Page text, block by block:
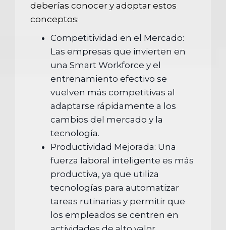
deberías conocer y adoptar estos
conceptos:
Competitividad en el Mercado:
Las empresas que invierten en
una Smart Workforce y el
entrenamiento efectivo se
vuelven más competitivas al
adaptarse rápidamente a los
cambios del mercado y la
tecnología.
Productividad Mejorada: Una
fuerza laboral inteligente es más
productiva, ya que utiliza
tecnologías para automatizar
tareas rutinarias y permitir que
los empleados se centren en